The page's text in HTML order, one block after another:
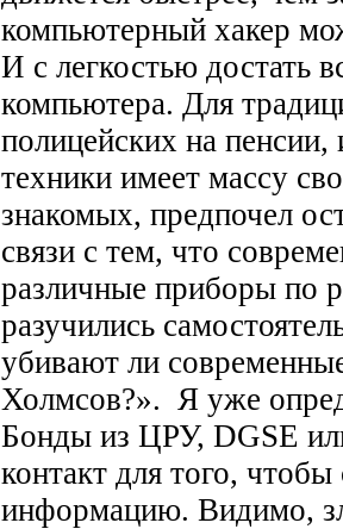
компьютерный хакер
И с легкостью достать
компьютера. Для
полицейских на пенсии,
техники имеет массу
знакомых, предпочел
связи с тем, что
различные приборы по
разучились
убивают ли
Холмсов?». Я уже
Бонды из ЦРУ, DGSE
контакт для того,
информацию. Видимо,